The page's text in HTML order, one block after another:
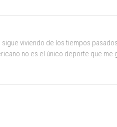
viviendo de los tiempos
no es el único deporte que me